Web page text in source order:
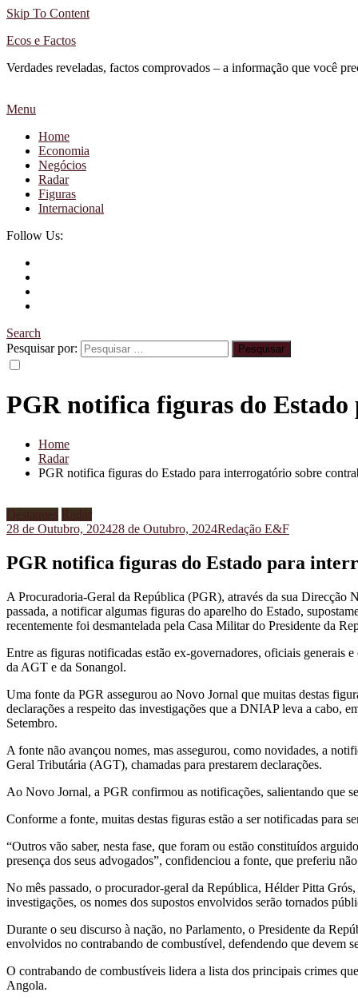
Skip To Content
Ecos e Factos
Verdades reveladas, factos comprovados – a informação que você
Menu
Home
Economia
Negócios
Radar
Figuras
Internacional
Follow Us:
Search
Pesquisar por:
PGR notifica figuras do
Home
Radar
PGR notifica figuras do Estado para interrogatório sobre
Destaques Radar
28 de Outubro, 202428 de Outubro, 2024Redação E&F
PGR notifica figuras do Estado para
A Procuradoria-Geral da República (PGR), através da sua
passada, a notificar algumas figuras do aparelho do Estado,
recentemente foi desmantelada pela Casa Militar do Presidente da
Entre as figuras notificadas estão ex-governadores, oficiais generais
da AGT e da Sonangol.
Uma fonte da PGR assegurou ao Novo Jornal que muitas destas
declarações a respeito das investigações que a DNIAP leva a cabo,
Setembro.
A fonte não avançou nomes, mas assegurou, como novidades, a
Geral Tributária (AGT), chamadas para prestarem declarações.
Ao Novo Jornal, a PGR confirmou as notificações, salientando que
Conforme a fonte, muitas destas figuras estão a ser notificadas para
“Outros vão saber, nesta fase, que foram ou estão constituídos
presença dos seus advogados”, confidenciou a fonte, que preferiu
No mês passado, o procurador-geral da República, Hélder Pitta
investigações, os nomes dos supostos envolvidos serão tornados
Durante o seu discurso à nação, no Parlamento, o Presidente da
envolvidos no contrabando de combustível, defendendo que devem
O contrabando de combustíveis lidera a lista dos principais crimes
Angola.